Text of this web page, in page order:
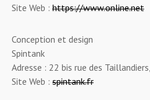
Site Web : https://www.online.net
Conception et design
Spintank
Adresse : 22 bis rue des
Site Web : spintank.fr